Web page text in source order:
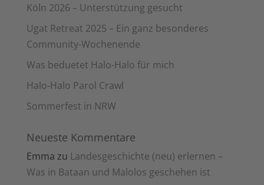
Köln 2026 – Unterstützung gesucht
Ugat Retreat 2025 – Ein ganz besonderes
Community-Wochenende
Was beduetet Halo-Halo für mich
Halo-Halo Parol Crawl
Sommerfest in NRW
Neueste Kommentare
Emma zu Landesgeschichte (neu) erlernen –
Was in Bataan und Malolos geschehen ist